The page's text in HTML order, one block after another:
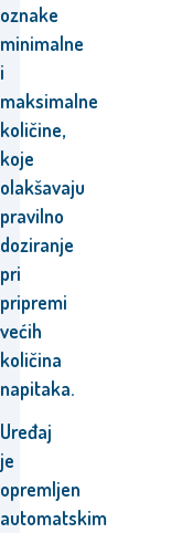
oznake
minimalne
i
maksimalne
količine,
koje
olakšavaju
pravilno
doziranje
pri
pripremi
većih
količina
napitaka.
Uređaj
je
opremljen
automatskim